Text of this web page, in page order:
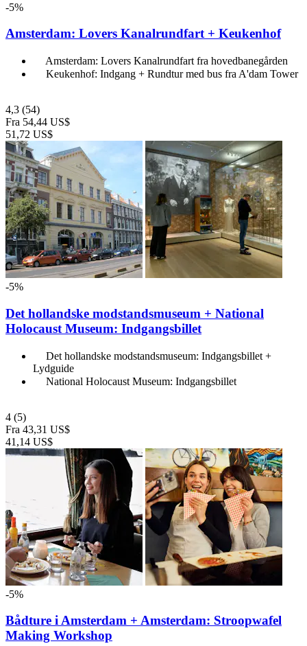
-5%
Amsterdam: Lovers Kanalrundfart + Keukenhof
Amsterdam: Lovers Kanalrundfart fra hovedbanegården
Keukenhof: Indgang + Rundtur med bus fra A'dam Tower
4,3 (54)
Fra 54,44 US$
51,72 US$
-5%
Det hollandske modstandsmuseum + National
Holocaust Museum: Indgangsbillet
Det hollandske modstandsmuseum: Indgangsbillet +
Lydguide
National Holocaust Museum: Indgangsbillet
4 (5)
Fra 43,31 US$
41,14 US$
-5%
Bådture i Amsterdam + Amsterdam: Stroopwafel
Making Workshop